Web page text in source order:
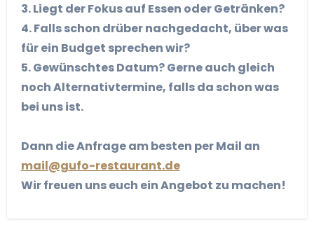
3. Liegt der Fokus auf Essen oder Getränken?
4. Falls schon drüber nachgedacht, über was
für ein Budget sprechen wir?
5. Gewünschtes Datum? Gerne auch gleich
noch Alternativtermine, falls da schon was
bei uns ist.
Dann die Anfrage am besten per Mail an
mail@gufo-restaurant.de
Wir freuen uns euch ein Angebot zu machen!